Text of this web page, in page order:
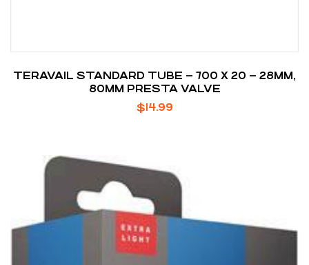
TERAVAIL STANDARD TUBE – 700 X 20 – 28MM,
80MM PRESTA VALVE
$14.99